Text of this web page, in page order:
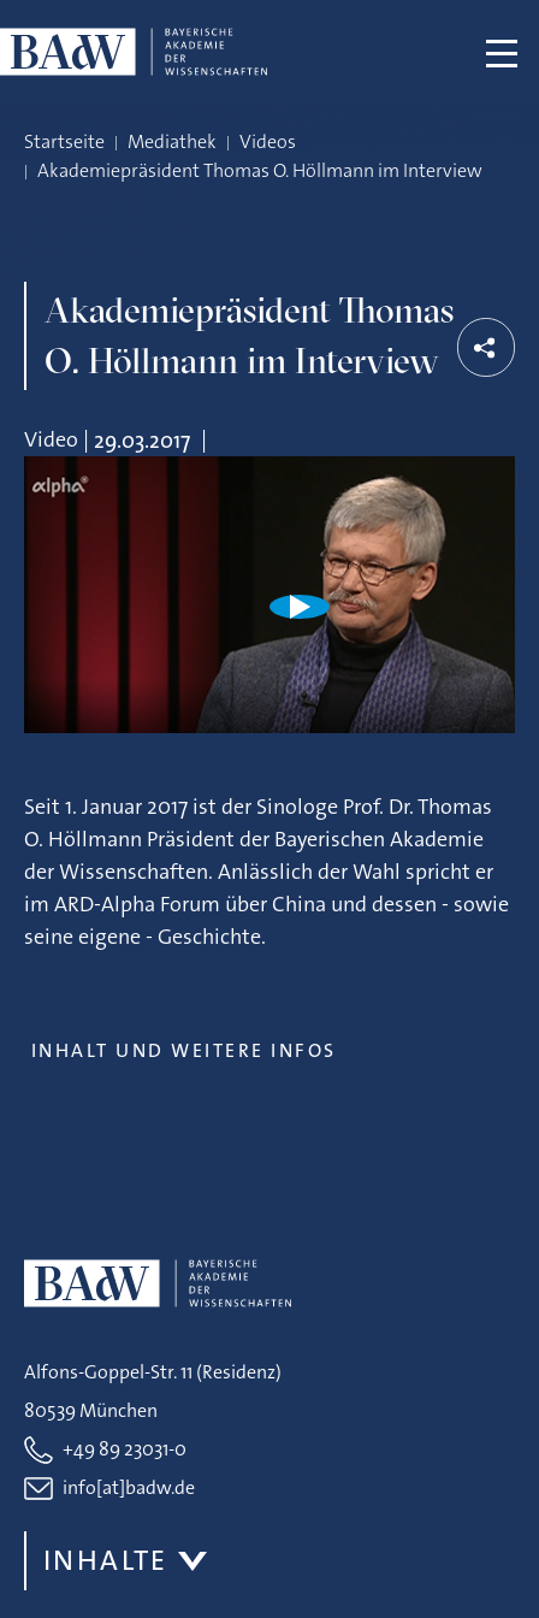
Startseite Mediathek
Videos
Akademiepräsident Thomas O. Höllmann im Interview
Akademiepräsident Thomas
O. Höllmann im Interview
Video | 29.03.2017 |
Seit 1. Januar 2017 ist der Sinologe Prof. Dr. Thomas
O. Höllmann Präsident der Bayerischen Akademie
der Wissenschaften. Anlässlich der Wahl spricht er
im ARD-Alpha Forum über China und dessen - sowie
seine eigene - Geschichte.
INHALT UND WEITERE INFOS
Alfons-Goppel-Str. 11 (Residenz)
80539 München
+49 89 23031-0
info[at]badw.de
INHALTE